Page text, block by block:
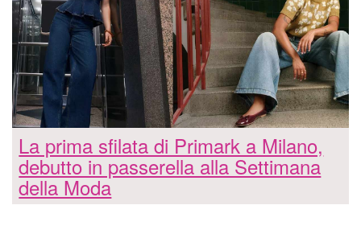
La prima sfilata di Primark a Milano,
debutto in passerella alla Settimana
della Moda